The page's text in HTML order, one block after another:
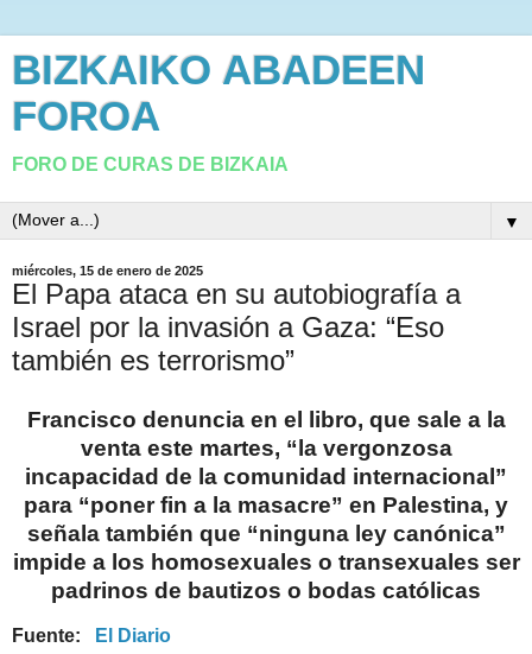
BIZKAIKO ABADEEN
FOROA
FORO DE CURAS DE BIZKAIA
▼
miércoles, 15 de enero de 2025
El Papa ataca en su autobiografía a
Israel por la invasión a Gaza: “Eso
también es terrorismo”
Francisco denuncia en el libro, que sale a la
venta este martes, “la vergonzosa
incapacidad de la comunidad internacional”
para “poner fin a la masacre” en Palestina, y
señala también que “ninguna ley canónica”
impide a los homosexuales o transexuales ser
padrinos de bautizos o bodas católicas
Fuente: El Diario